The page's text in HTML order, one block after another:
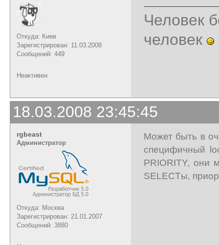
Откуда: Киев
Зарегистрирован: 11.03.2008
Сообщений: 449
Человек
человек
Неактивен
18.03.2008 23:45:45
rgbeast
Администратор
Откуда: Москва
Зарегистрирован: 21.01.2007
Сообщений: 3880
Может быть в
специфичный
PRIORITY, они
SELECTы,